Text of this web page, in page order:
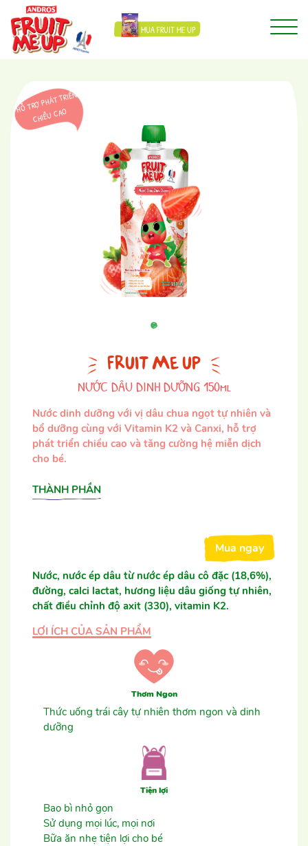
MUA FRUIT ME UP
HỖ TRỢ PHÁT TRIỂN
CHIỀU CAO
FRUIT ME UP
NƯỚC DÂU DINH DƯỠNG 150ml
Nước dinh dưỡng với vị dâu chua ngọt tự nhiên và
bổ dưỡng cùng với Vitamin K2 và Canxi, hỗ trợ
phát triển chiều cao và tăng cường hệ miễn dịch
cho bé.
THÀNH PHẦN
Mua ngay
Nước, nước ép dâu từ nước ép dâu cô đặc (18,6%),
đường, calci lactat, hương liệu dâu giống tự nhiên,
chất điều chỉnh độ axit (330), vitamin K2.
LỢI ÍCH CỦA SẢN PHẨM
Thơm Ngon
Thức uống trái cây tự nhiên thơm ngon và dinh
dưỡng
Tiện lợi
Bao bì nhỏ gọn
Sử dụng mọi lúc, mọi nơi
Bữa ăn nhẹ tiện lợi cho bé